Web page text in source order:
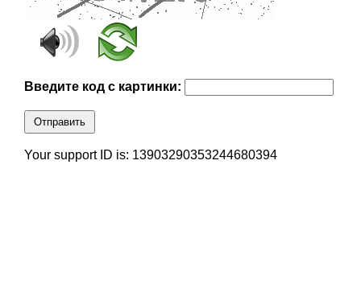
Введите код с картинки:
Отправить
Your support ID is: 13903290353244680394